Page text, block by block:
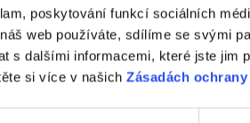
poskytování funkcí sociálních
web používáte, sdílíme se svými
s dalšími informacemi, které jste jim
si více v našich Zásadách
25
-